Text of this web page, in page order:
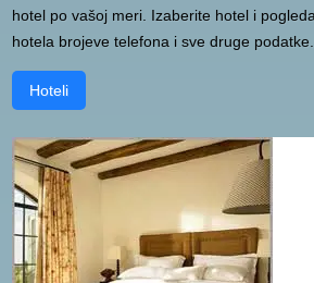
hotel po vašoj meri. Izaberite hotel i
hotela brojeve telefona i sve druge podatke.
Hoteli